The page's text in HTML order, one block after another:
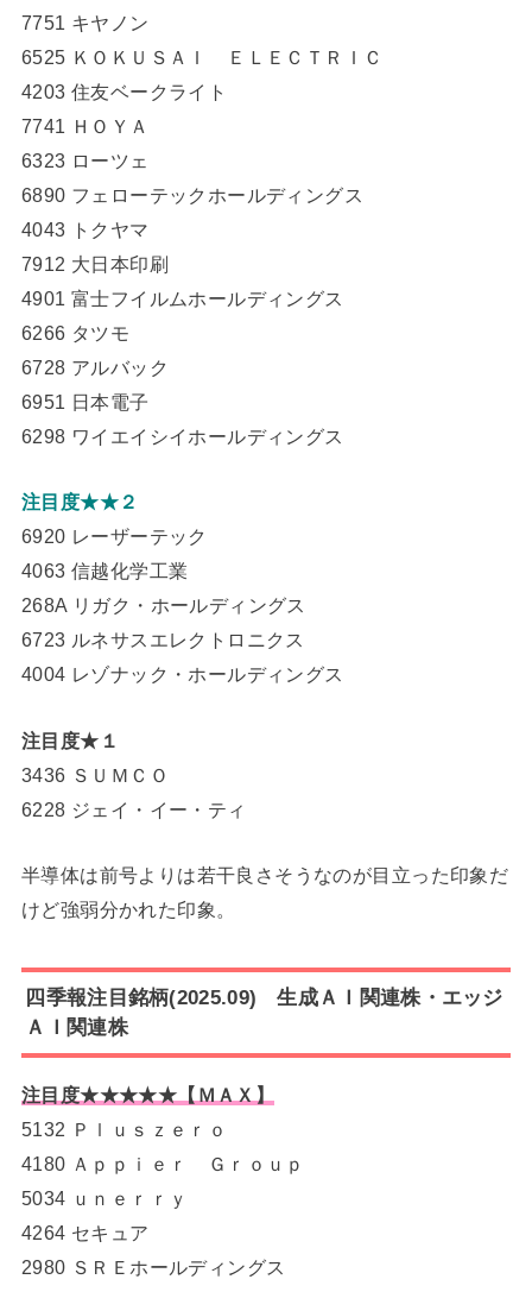
7751 キヤノン
6525 ＫＯＫＵＳＡＩ ＥＬＥＣＴＲＩＣ
4203 住友ベークライト
7741 ＨＯＹＡ
6323 ローツェ
6890 フェローテックホールディングス
4043 トクヤマ
7912 大日本印刷
4901 富士フイルムホールディングス
6266 タツモ
6728 アルバック
6951 日本電子
6298 ワイエイシイホールディングス
注目度★★２
6920 レーザーテック
4063 信越化学工業
268A リガク・ホールディングス
6723 ルネサスエレクトロニクス
4004 レゾナック・ホールディングス
注目度★１
3436 ＳＵＭＣＯ
6228 ジェイ・イー・ティ
半導体は前号よりは若干良さそうなのが目立った印象だ
けど強弱分かれた印象。
四季報注目銘柄(2025.09) 生成ＡＩ関連株・エッジ
ＡＩ関連株
注目度★★★★★【ＭＡＸ】
5132 Ｐｌｕｓｚｅｒｏ
4180 Ａｐｐｉｅｒ Ｇｒｏｕｐ
5034 ｕｎｅｒｒｙ
4264 セキュア
2980 ＳＲＥホールディングス